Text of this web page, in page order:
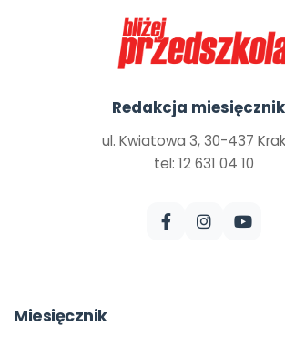
Redakcja
ul. Kwiatowa 3, 30-437
tel: 12 631 04 10
Miesięcznik